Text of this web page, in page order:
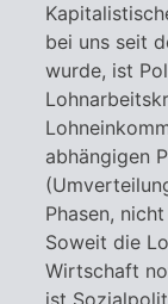
bei uns seit
wurde, ist
abhängigen
Phasen, nicht
Soweit die
Wirtschaft
ist